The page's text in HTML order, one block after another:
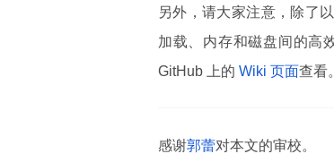
另外，请大家注意，除了
加载、内存和磁盘间的高
GitHub 上的 Wiki 页面查看。
感谢郭蕾对本文的审校。